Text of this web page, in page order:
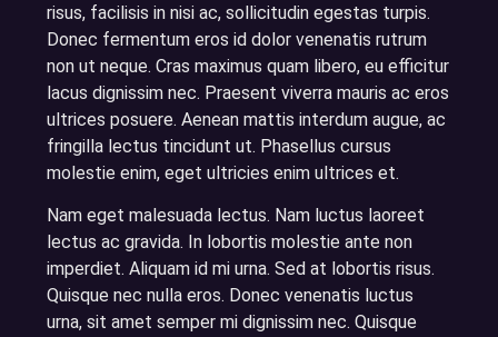
risus, facilisis in nisi ac, sollicitudin egestas turpis.
Donec fermentum eros id dolor venenatis rutrum
non ut neque. Cras maximus quam libero, eu efficitur
lacus dignissim nec. Praesent viverra mauris ac eros
ultrices posuere. Aenean mattis interdum augue, ac
fringilla lectus tincidunt ut. Phasellus cursus
molestie enim, eget ultricies enim ultrices et.
Nam eget malesuada lectus. Nam luctus laoreet
lectus ac gravida. In lobortis molestie ante non
imperdiet. Aliquam id mi urna. Sed at lobortis risus.
Quisque nec nulla eros. Donec venenatis luctus
urna, sit amet semper mi dignissim nec. Quisque